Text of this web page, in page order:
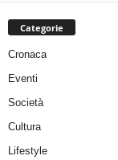
Categorie
Cronaca
Eventi
Società
Cultura
Lifestyle